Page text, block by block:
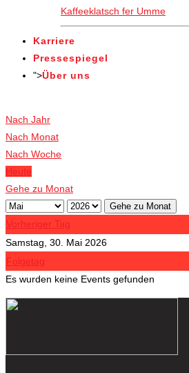
Kaffeeklatsch fer Umme
Karriere
Pressespiegel
">Über uns
Nach Jahr
Nach Monat
Nach Woche
Heute
Gehe zu Monat
Gehe zu Monat
Vorheriger Tag
Samstag, 30. Mai 2026
Folgetag
Es wurden keine Events gefunden